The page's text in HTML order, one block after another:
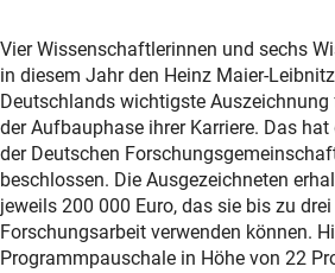
Vier Wissenschaftlerinnen und sechs
in diesem Jahr den Heinz Maier-
Deutschlands wichtigste
der Aufbauphase ihrer Karriere. Das
der Deutschen
beschlossen. Die Ausgezeichneten
jeweils 200 000 Euro, das sie bis zu
Forschungsarbeit verwenden können.
Programmpauschale in Höhe von 22